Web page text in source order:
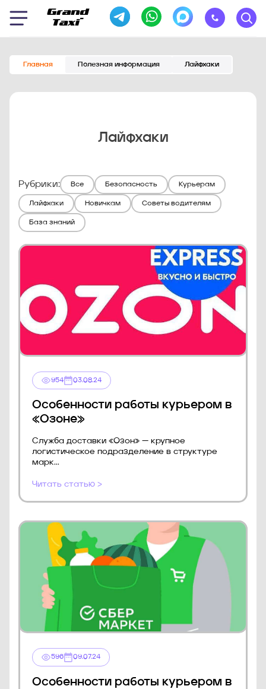
Главная Полезная информация Лайфхаки
Лайфхаки
Рубрики: Все Безопасность Курьерам
Лайфхаки Новичкам Советы водителям
База знаний
954 03.08.24
Особенности работы курьером в
«Озоне»
Служба доставки «Озон» — крупное
логистическое подразделение в структуре
марк...
Читать статью >
596 09.07.24
Особенности работы курьером в